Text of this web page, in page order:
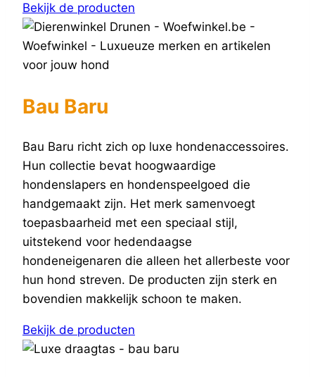
Bekijk de producten
Bau Baru
Bau Baru richt zich op luxe hondenaccessoires.
Hun collectie bevat hoogwaardige
hondenslapers en hondenspeelgoed die
handgemaakt zijn. Het merk samenvoegt
toepasbaarheid met een speciaal stijl,
uitstekend voor hedendaagse
hondeneigenaren die alleen het allerbeste voor
hun hond streven. De producten zijn sterk en
bovendien makkelijk schoon te maken.
Bekijk de producten